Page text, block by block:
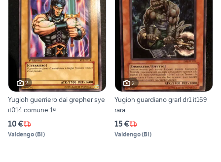
2
Yugioh guerriero dai grepher sye
it014 comune 1ª
10 €
Valdengo(BI)
2
Yugioh guardiano grarl dr1 it169
rara
15 €
Valdengo(BI)